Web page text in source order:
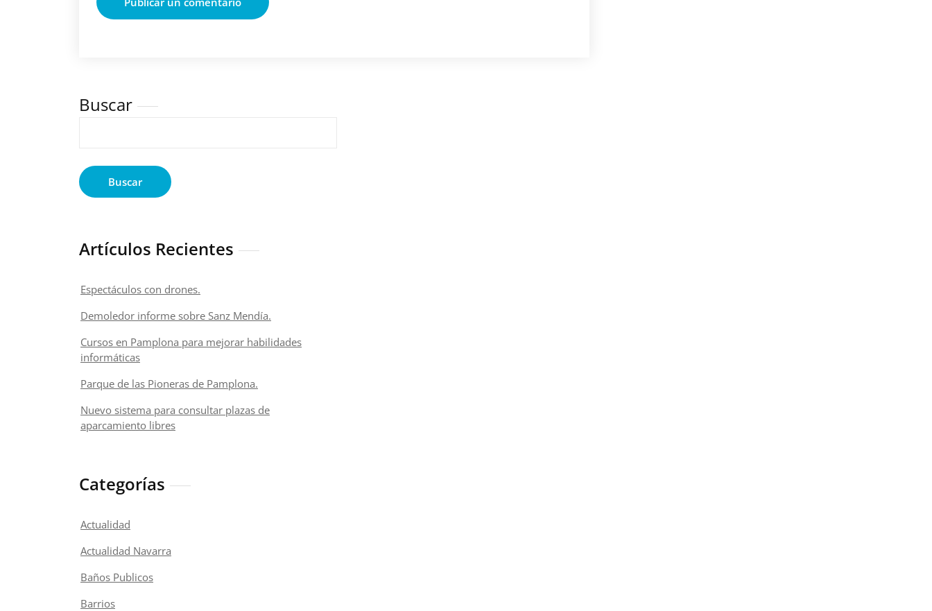
Buscar
Buscar
Artículos Recientes
Espectáculos con drones.
Demoledor informe sobre Sanz Mendía.
Cursos en Pamplona para mejorar habilidades
informáticas
Parque de las Pioneras de Pamplona.
Nuevo sistema para consultar plazas de
aparcamiento libres
Categorías
Actualidad
Actualidad Navarra
Baños Publicos
Barrios